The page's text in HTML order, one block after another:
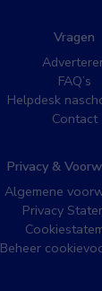
Vragen
FAQ’s
Helpdesk
Contact
Privacy &
Algemene
Privacy
Beheer